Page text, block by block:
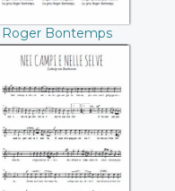
Roger Bontemps
(Pierre-Jean de
Béranger)
Nei campi e nelle
selve (Ludwig van
Beethoven)